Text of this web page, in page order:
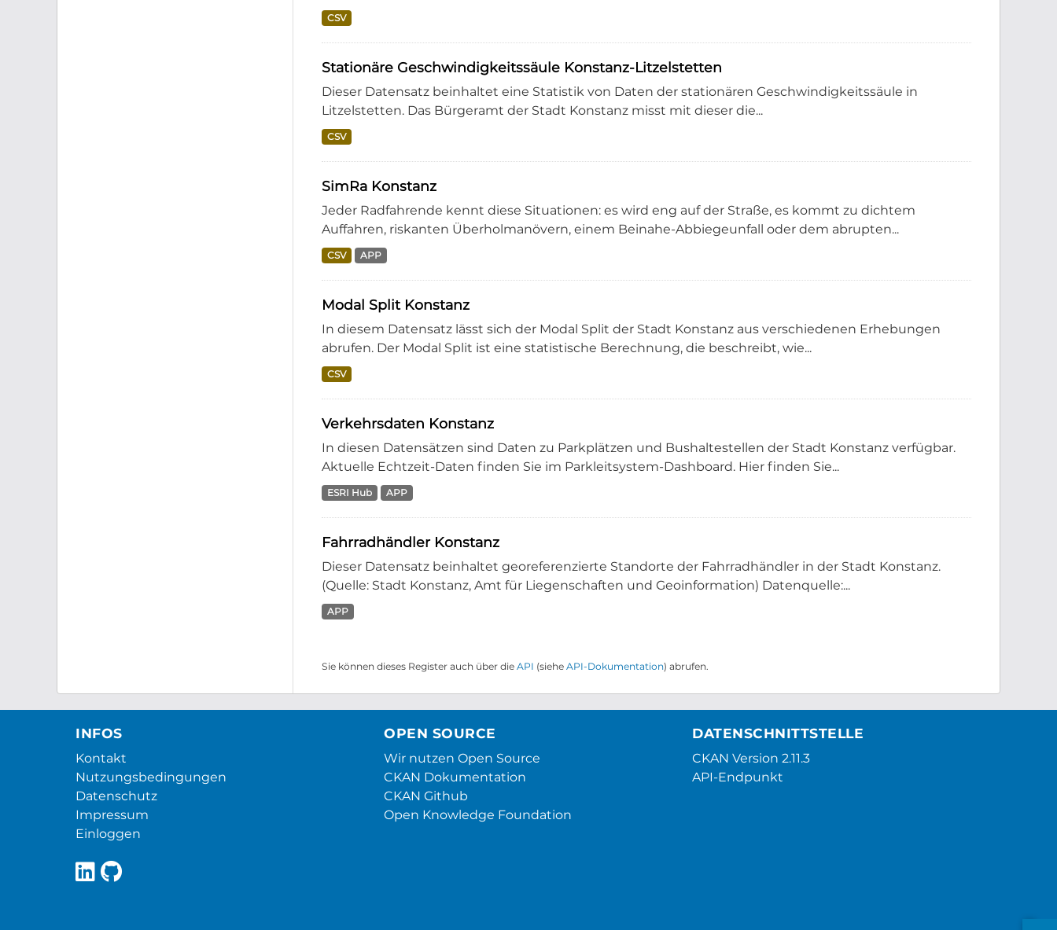
CSV
Stationäre Geschwindigkeitssäule Konstanz-Litzelstetten
Dieser Datensatz beinhaltet eine Statistik von Daten der stationären Geschwindigkeitssäule in
Litzelstetten. Das Bürgeramt der Stadt Konstanz misst mit dieser die...
CSV
SimRa Konstanz
Jeder Radfahrende kennt diese Situationen: es wird eng auf der Straße, es kommt zu dichtem
Auffahren, riskanten Überholmanövern, einem Beinahe-Abbiegeunfall oder dem abrupten...
CSV APP
Modal Split Konstanz
In diesem Datensatz lässt sich der Modal Split der Stadt Konstanz aus verschiedenen Erhebungen
abrufen. Der Modal Split ist eine statistische Berechnung, die beschreibt, wie...
CSV
Verkehrsdaten Konstanz
In diesen Datensätzen sind Daten zu Parkplätzen und Bushaltestellen der Stadt Konstanz verfügbar.
Aktuelle Echtzeit-Daten finden Sie im Parkleitsystem-Dashboard. Hier finden Sie...
ESRI Hub APP
Fahrradhändler Konstanz
Dieser Datensatz beinhaltet georeferenzierte Standorte der Fahrradhändler in der Stadt Konstanz.
(Quelle: Stadt Konstanz, Amt für Liegenschaften und Geoinformation) Datenquelle:...
APP
Sie können dieses Register auch über die API (siehe API-Dokumentation) abrufen.
INFOS
Kontakt
Nutzungsbedingungen
Datenschutz
Impressum
Einloggen
OPEN SOURCE
Wir nutzen Open Source
CKAN Dokumentation
CKAN Github
Open Knowledge Foundation
DATENSCHNITTSTELLE
CKAN Version 2.11.3
API-Endpunkt